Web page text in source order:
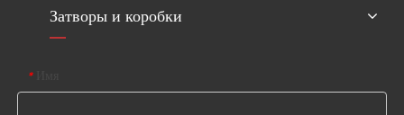
Затворы и коробки
*